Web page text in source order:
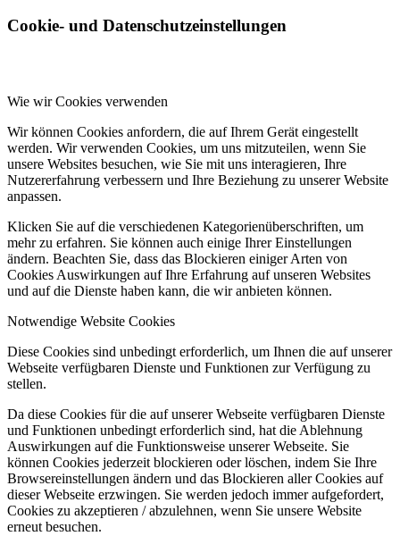
Cookie- und Datenschutzeinstellungen
Wie wir Cookies verwenden
Wir können Cookies anfordern, die auf Ihrem Gerät eingestellt
werden. Wir verwenden Cookies, um uns mitzuteilen, wenn Sie
unsere Websites besuchen, wie Sie mit uns interagieren, Ihre
Nutzererfahrung verbessern und Ihre Beziehung zu unserer Website
anpassen.
Klicken Sie auf die verschiedenen Kategorienüberschriften, um
mehr zu erfahren. Sie können auch einige Ihrer Einstellungen
ändern. Beachten Sie, dass das Blockieren einiger Arten von
Cookies Auswirkungen auf Ihre Erfahrung auf unseren Websites
und auf die Dienste haben kann, die wir anbieten können.
Notwendige Website Cookies
Diese Cookies sind unbedingt erforderlich, um Ihnen die auf unserer
Webseite verfügbaren Dienste und Funktionen zur Verfügung zu
stellen.
Da diese Cookies für die auf unserer Webseite verfügbaren Dienste
und Funktionen unbedingt erforderlich sind, hat die Ablehnung
Auswirkungen auf die Funktionsweise unserer Webseite. Sie
können Cookies jederzeit blockieren oder löschen, indem Sie Ihre
Browsereinstellungen ändern und das Blockieren aller Cookies auf
dieser Webseite erzwingen. Sie werden jedoch immer aufgefordert,
Cookies zu akzeptieren / abzulehnen, wenn Sie unsere Website
erneut besuchen.